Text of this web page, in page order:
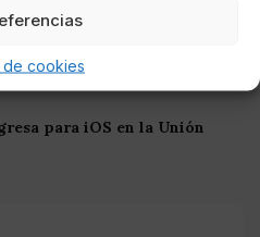
de cookies
online con
para iOS en la Unión